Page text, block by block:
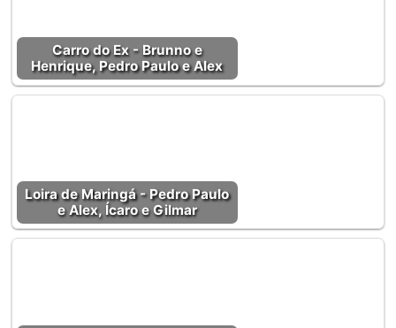
Carro do Ex - Brunno e
Henrique, Pedro Paulo e Alex
Loira de Maringá - Pedro Paulo
e Alex, Ícaro e Gilmar‬